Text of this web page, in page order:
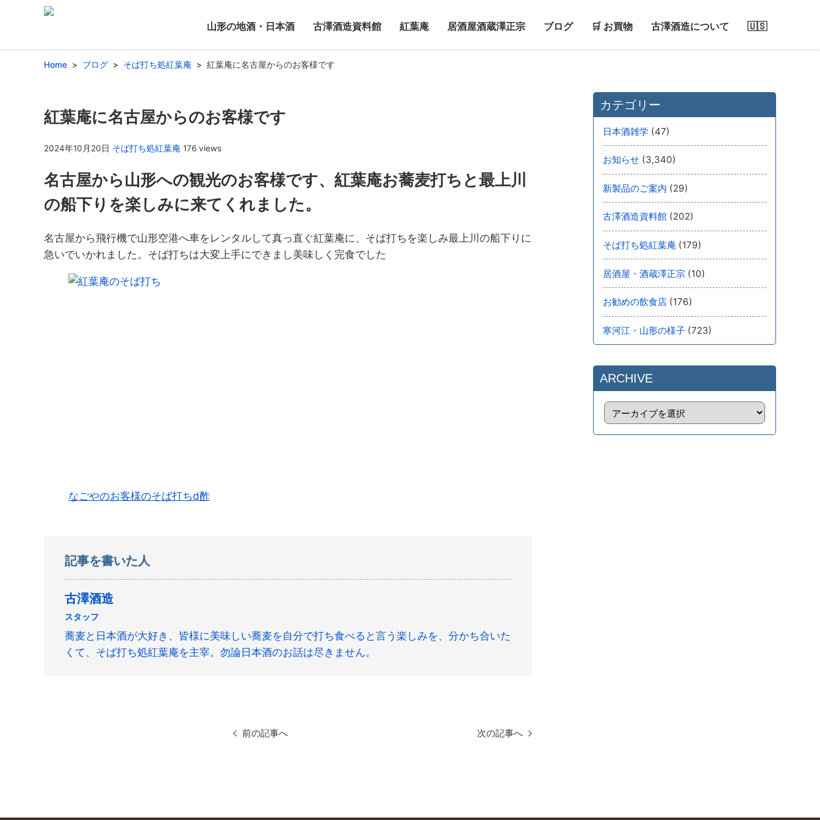
山形の地酒・日本酒 古澤酒造資料館 紅葉庵 居酒屋酒蔵澤正宗 ブログ 🛒 お買物 古澤酒造について 🇺🇸
Home ブログ そば打ち処紅葉庵 紅葉庵に名古屋からのお客様です
紅葉庵に名古屋からのお客様です
2024年10月20日 そば打ち処紅葉庵 176 views
名古屋から山形への観光のお客様です、紅葉庵お蕎麦打ちと最上川
の船下りを楽しみに来てくれました。
名古屋から飛行機で山形空港へ車をレンタルして真っ直ぐ紅葉庵に、そば打ちを楽しみ最上川の船下りに
急いでいかれました。そば打ちは大変上手にできまし美味しく完食でした
なごやのお客様のそば打ちd酢
記事を書いた人
古澤酒造
スタッフ
蕎麦と日本酒が大好き、皆様に美味しい蕎麦を自分で打ち食べると言う楽しみを、分かち合いた
くて、そば打ち処紅葉庵を主宰。勿論日本酒のお話は尽きません。
前の記事へ 次の記事へ
カテゴリー
日本酒雑学 (47)
お知らせ (3,340)
新製品のご案内 (29)
古澤酒造資料館 (202)
そば打ち処紅葉庵 (179)
居酒屋・酒蔵澤正宗 (10)
お勧めの飲食店 (176)
寒河江・山形の様子 (723)
ARCHIVE